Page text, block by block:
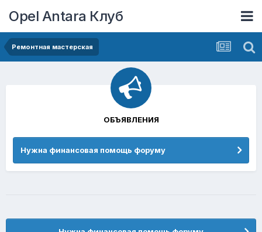
Opel Antara Клуб
Ремонтная мастерская
ОБЪЯВЛЕНИЯ
Нужна финансовая помощь форуму